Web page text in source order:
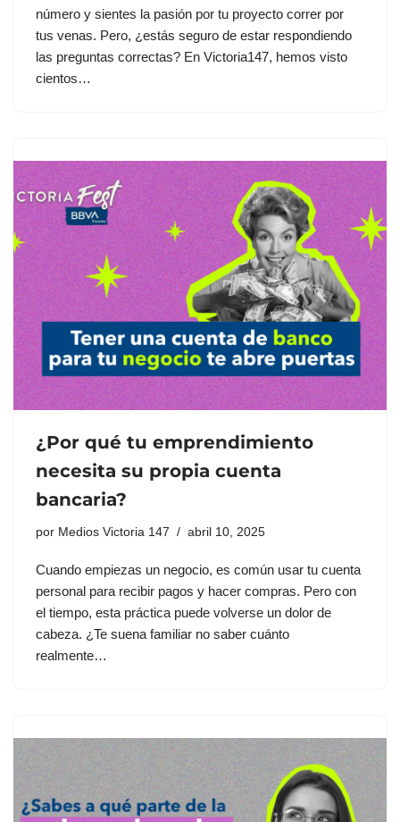
número y sientes la pasión por tu proyecto correr por
tus venas. Pero, ¿estás seguro de estar respondiendo
las preguntas correctas? En Victoria147, hemos visto
cientos…
¿Por qué tu emprendimiento
necesita su propia cuenta
bancaria?
por Medios Victoria 147 abril 10, 2025
Cuando empiezas un negocio, es común usar tu cuenta
personal para recibir pagos y hacer compras. Pero con
el tiempo, esta práctica puede volverse un dolor de
cabeza. ¿Te suena familiar no saber cuánto
realmente…